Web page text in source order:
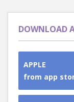
DOWNLOAD
APPLE
from app